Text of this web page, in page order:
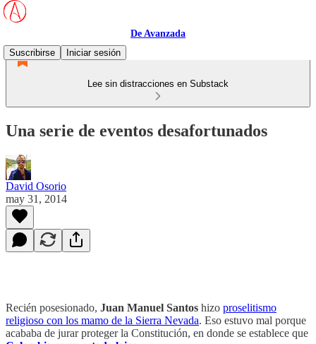
De Avanzada
Suscribirse
Iniciar sesión
Lee sin distracciones en Substack
Una serie de eventos desafortunados
David Osorio
may 31, 2014
Recién posesionado, Juan Manuel Santos hizo proselitismo
religioso con los mamo de la Sierra Nevada. Eso estuvo mal porque
acababa de jurar proteger la Constitución, en donde se establece que